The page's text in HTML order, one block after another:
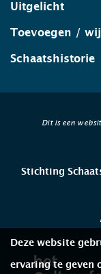
Uitgelicht
Toevoegen /
Schaatshistorie
Dit is een
Stichting
Deze website
ervaring te geven